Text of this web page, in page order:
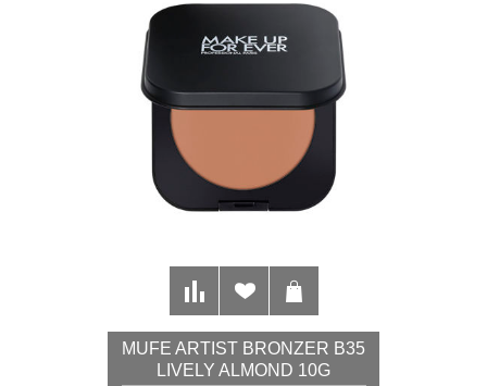
MUFE ARTIST BRONZER B35
LIVELY ALMOND 10G